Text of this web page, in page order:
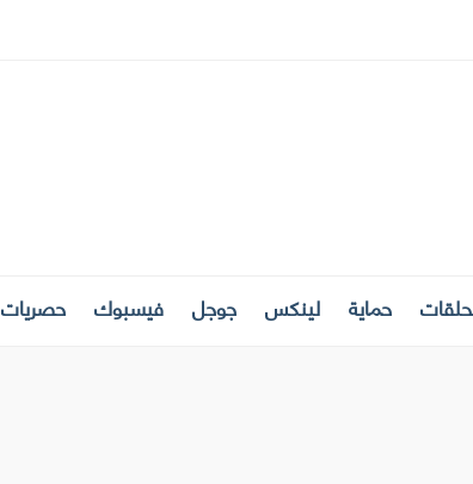
حماية لينكس جوجل فيسبوك حصريات